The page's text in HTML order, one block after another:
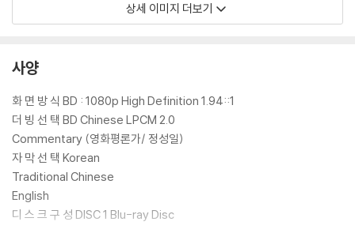
상세 이미지 더보기
사양
화 면 방 식 BD : 1080p High Definition 1.94::1
더 빙 선 택 BD Chinese LPCM 2.0
Commentary (영화평론가/ 정성일)
자 막 선 택 Korean
Traditional Chinese
English
디 스 크 구 성 DISC 1 Blu-ray Disc